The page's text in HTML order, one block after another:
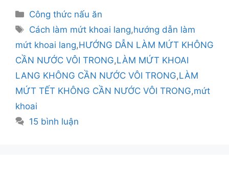
Danh
mục
Công thức nấu ăn
Thẻ
Cách làm mứt khoai lang,hướng dẫn làm
mứt khoai lang,HƯỚNG DẪN LÀM MỨT KHÔNG
CẦN NƯỚC VÔI TRONG,LÀM MỨT KHOAI
LANG KHÔNG CẦN NƯỚC VÔI TRONG,LÀM
MỨT TẾT KHÔNG CẦN NƯỚC VÔI TRONG,mứt
khoai
15 bình luận